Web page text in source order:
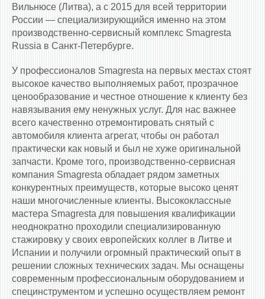
Вильнюсе (Литва), а с 2015 для всей территории
России — специализирующийся именно на этом
производственно-сервисный комплекс Smagresta
Russia в Санкт-Петербурге.
У профессионалов Smagresta на первых местах стоят
высокое качество выполняемых работ, прозрачное
ценообразование и честное отношение к клиенту без
навязывания ему ненужных услуг. Для нас важнее
всего качественно отремонтировать снятый с
автомобиля клиента агрегат, чтобы он работал
практически как новый и был не хуже оригинальной
запчасти. Кроме того, производственно-сервисная
компания Smagresta обладает рядом заметных
конкурентных преимуществ, которые высоко ценят
наши многочисленные клиенты. Высококлассные
мастера Smagresta для повышения квалификации
неоднократно проходили специализированную
стажировку у своих европейских коллег в Литве и
Испании и получили огромный практический опыт в
решении сложных технических задач. Мы оснащены
современным профессиональным оборудованием и
специнструментом и успешно осуществляем ремонт